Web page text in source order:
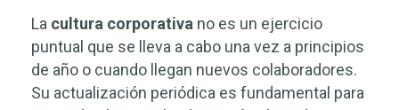
La cultura corporativa no es un ejercicio
puntual que se lleva a cabo una vez a principios
de año o cuando llegan nuevos colaboradores.
Su actualización periódica es fundamental para